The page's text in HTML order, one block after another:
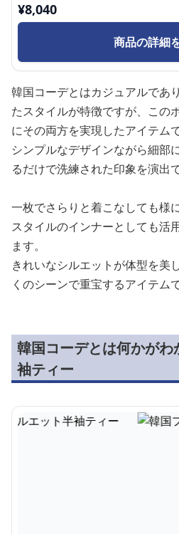
¥8,040
商品の詳細
韓国コーデとはカジュアルであ
たスタイルが特徴ですが、この
にその両方を実現したアイテムで
シンプルなデザインながら細部
るだけで洗練された印象を演出
一枚でさらりと着こなしても様
スタイルのインナーとしても活
ます。
きれいなシルエットが体型を美
くのシーンで重宝するアイテムで
韓国コーデとは何かが
袖ティー